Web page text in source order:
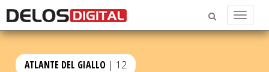
Menu
ATLANTE DEL GIALLO | 12